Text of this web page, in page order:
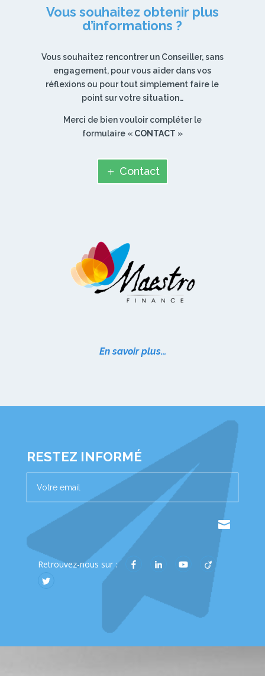
Vous souhaitez obtenir plus
d’informations ?
Vous souhaitez rencontrer un Conseiller, sans
engagement, pour vous aider dans vos
réflexions ou pour tout simplement faire le
point sur votre situation…
Merci de bien vouloir compléter le
formulaire « CONTACT »
Contact
En savoir plus…
RESTEZ INFORMÉ
Retrouvez-nous sur :